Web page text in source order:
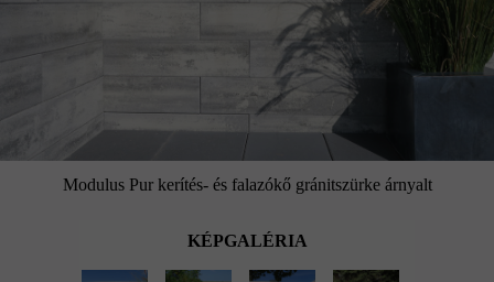
Modulus Pur kerítés- és falazókő gránitszürke árnyalt
KÉPGALÉRIA